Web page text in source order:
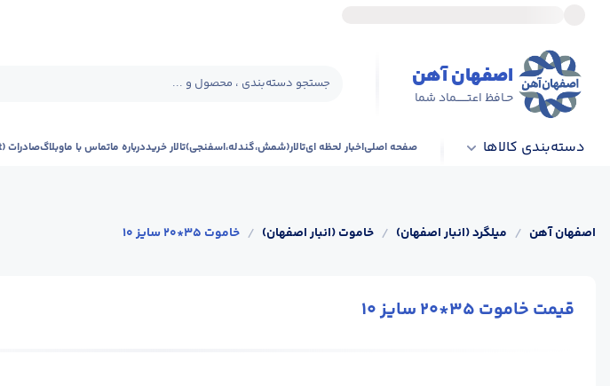
اصفهان آهن
حـافظ اعتــــــماد شما
جستجو دسته‌بندی ، محصول و ...
دسته‌بندی کالاها صفحه اصلیاخبار لحظه ایتالار(شمش،گندله،اسفنجی)تالار خریددرباره ماتماس با ماوبلاگصادرات (Export)
اصفهان آهن / میلگرد (انبار اصفهان) / خاموت (انبار اصفهان) / خاموت 35*20 سایز 10
قیمت خاموت 35*20 سایز 10